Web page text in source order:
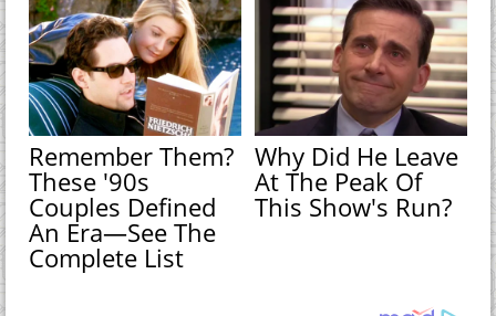
Remember Them?
These '90s
Couples Defined
An Era—See The
Complete List
Why Did He Leave
At The Peak Of
This Show's Run?